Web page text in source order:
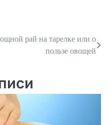
рай на тарелке или о
пользе овощей